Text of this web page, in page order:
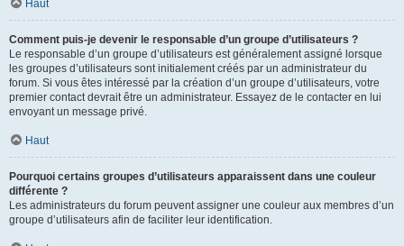
Haut
Comment puis-je devenir le responsable d’un groupe d’utilisateurs ?
Le responsable d’un groupe d’utilisateurs est généralement assigné lorsque
les groupes d’utilisateurs sont initialement créés par un administrateur du
forum. Si vous êtes intéressé par la création d’un groupe d’utilisateurs, votre
premier contact devrait être un administrateur. Essayez de le contacter en lui
envoyant un message privé.
Haut
Pourquoi certains groupes d’utilisateurs apparaissent dans une couleur
différente ?
Les administrateurs du forum peuvent assigner une couleur aux membres d’un
groupe d’utilisateurs afin de faciliter leur identification.